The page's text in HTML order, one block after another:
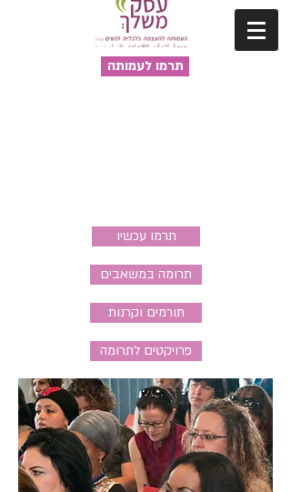
תרמו לעמותה
תרמו עכשיו
תרומה במשאבים
תורמים וקרנות
פרויקטים לתרומה